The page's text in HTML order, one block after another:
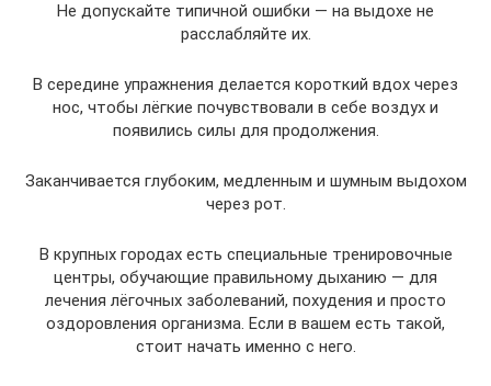
Не допускайте типичной ошибки — на выдохе не
расслабляйте их.
В середине упражнения делается короткий вдох через
нос, чтобы лёгкие почувствовали в себе воздух и
появились силы для продолжения.
Заканчивается глубоким, медленным и шумным выдохом
через рот.
В крупных городах есть специальные тренировочные
центры, обучающие правильному дыханию — для
лечения лёгочных заболеваний, похудения и просто
оздоровления организма. Если в вашем есть такой,
стоит начать именно с него.